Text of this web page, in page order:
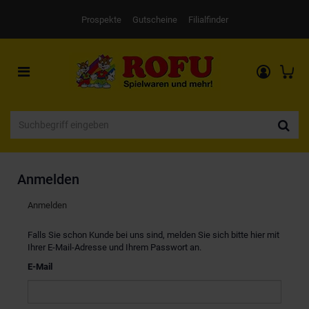
Prospekte Gutscheine Filialfinder
Toggle
navigation
Anmelden
Anmelden
Falls Sie schon Kunde bei uns sind, melden Sie sich bitte hier mit
Ihrer E-Mail-Adresse und Ihrem Passwort an.
E-Mail